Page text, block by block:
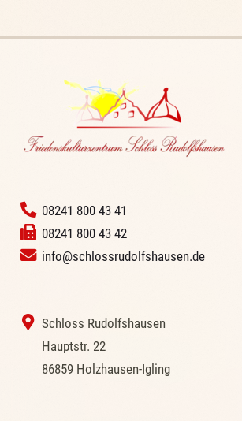
08241 800 43 41
08241 800 43 42
info@schlossrudolfshausen.de
‭ Schloss Rudolfshausen
‭Hauptstr. 22
‭86859 Holzhausen-Igling